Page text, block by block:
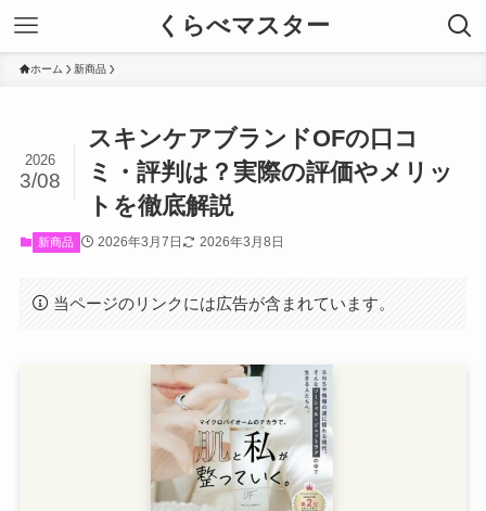
くらべマスター
ホーム 新商品
スキンケアブランドOFの口コ
ミ・評判は？実際の評価やメリッ
トを徹底解説
2026
3/08
新商品 2026年3月7日 2026年3月8日
当ページのリンクには広告が含まれています。